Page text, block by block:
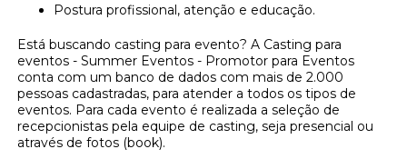
Postura profissional, atenção e educação.
Está buscando casting para evento? A Casting para
eventos - Summer Eventos - Promotor para Eventos
conta com um banco de dados com mais de 2.000
pessoas cadastradas, para atender a todos os tipos de
eventos. Para cada evento é realizada a seleção de
recepcionistas pela equipe de casting, seja presencial ou
através de fotos (book).